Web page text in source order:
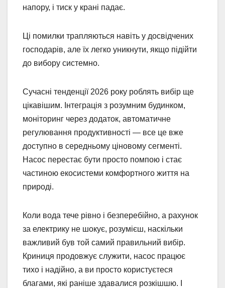
напору, і тиск у крані падає.
Ці помилки трапляються навіть у досвідчених
господарів, але їх легко уникнути, якщо підійти
до вибору системно.
Сучасні тенденції 2026 року роблять вибір ще
цікавішим. Інтеграція з розумним будинком,
моніторинг через додаток, автоматичне
регулювання продуктивності — все це вже
доступно в середньому ціновому сегменті.
Насос перестає бути просто помпою і стає
частиною екосистеми комфортного життя на
природі.
Коли вода тече рівно і безперебійно, а рахунок
за електрику не шокує, розумієш, наскільки
важливий був той самий правильний вибір.
Криниця продовжує служити, насос працює
тихо і надійно, а ви просто користуєтеся
благами, які раніше здавалися розкішшю. І